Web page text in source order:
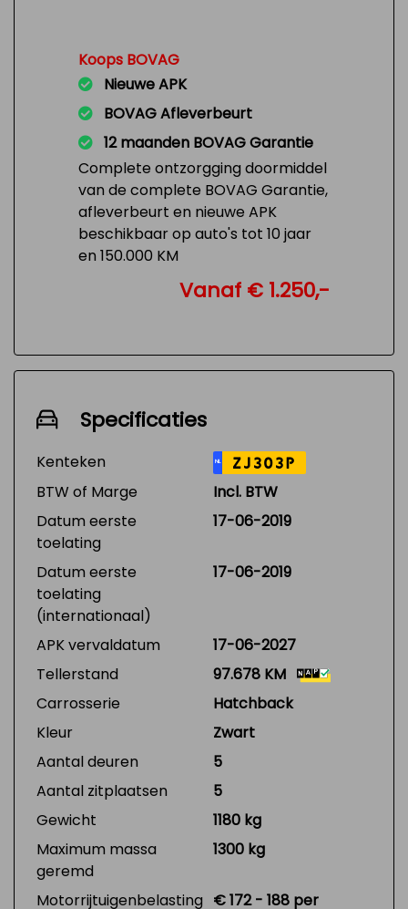
Koops BOVAG
Nieuwe APK
BOVAG Afleverbeurt
12 maanden BOVAG Garantie
Complete ontzorgging doormiddel
van de complete BOVAG Garantie,
afleverbeurt en nieuwe APK
beschikbaar op auto's tot 10 jaar
en 150.000 KM
Vanaf € 1.250,-
Specificaties
Kenteken NL ZJ303P
BTW of Marge
Incl. BTW
Datum eerste
toelating
17-06-2019
Datum eerste
toelating
(internationaal)
17-06-2019
APK vervaldatum
17-06-2027
Tellerstand
97.678 KM
Carrosserie
Hatchback
Kleur
Zwart
Aantal deuren
5
Aantal zitplaatsen
5
Gewicht
1180 kg
Maximum massa
geremd
1300 kg
Motorrijtuigenbelasting € 172 - 188 per